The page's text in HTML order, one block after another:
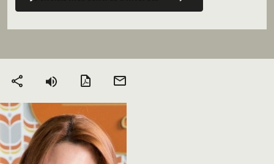
Partager Version PDF